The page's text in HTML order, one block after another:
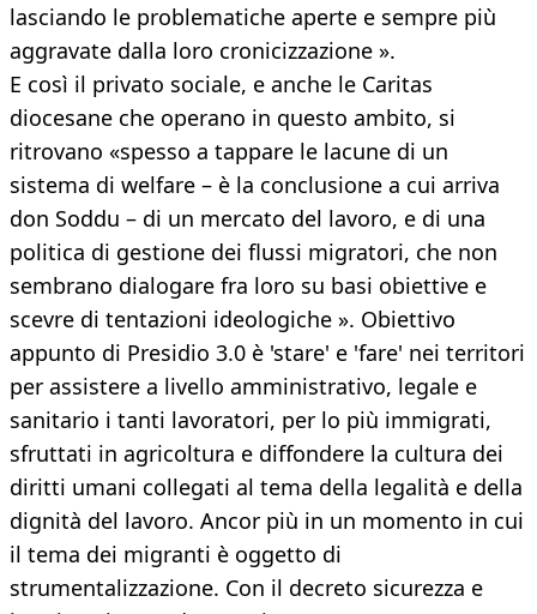
lasciando le problematiche aperte e sempre più
aggravate dalla loro cronicizzazione ».
E così il privato sociale, e anche le Caritas
diocesane che operano in questo ambito, si
ritrovano «spesso a tappare le lacune di un
sistema di welfare – è la conclusione a cui arriva
don Soddu – di un mercato del lavoro, e di una
politica di gestione dei flussi migratori, che non
sembrano dialogare fra loro su basi obiettive e
scevre di tentazioni ideologiche ». Obiettivo
appunto di Presidio 3.0 è 'stare' e 'fare' nei territori
per assistere a livello amministrativo, legale e
sanitario i tanti lavoratori, per lo più immigrati,
sfruttati in agricoltura e diffondere la cultura dei
diritti umani collegati al tema della legalità e della
dignità del lavoro. Ancor più in un momento in cui
il tema dei migranti è oggetto di
strumentalizzazione. Con il decreto sicurezza e